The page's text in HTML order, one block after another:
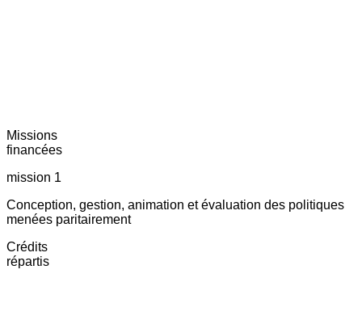
Missions
financées
mission 1
Conception, gestion, animation et évaluation des politiques
menées paritairement
Crédits
répartis